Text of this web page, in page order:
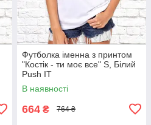
Футболка іменна з принтом
"Костік - ти моє все" S, Білий
Push IT
В наявності
664 ₴ 764 ₴